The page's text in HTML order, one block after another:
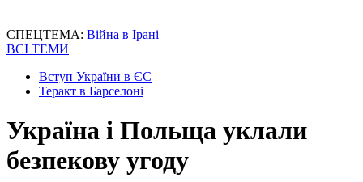
СПЕЦТЕМА: Війна в Ірані
ВСІ ТЕМИ
Вступ України в ЄС
Теракт в Барселоні
Україна і Польща уклали
безпекову угоду